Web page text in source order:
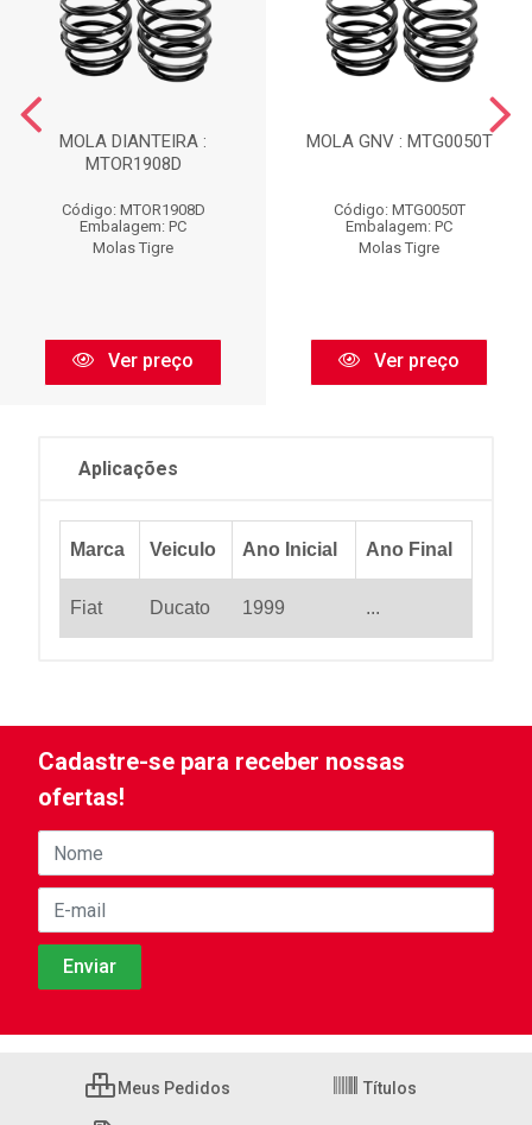
MOLA DIANTEIRA :
MTOR1908D
Código: MTOR1908D
Embalagem: PC
Molas Tigre
Ver preço
MOLA GNV : MTG0050T
Código: MTG0050T
Embalagem: PC
Molas Tigre
Ver preço
Aplicações
Marca Veiculo Ano Inicial Ano Final
Fiat Ducato 1999 ...
Cadastre-se para receber nossas
ofertas!
Meus Pedidos Títulos